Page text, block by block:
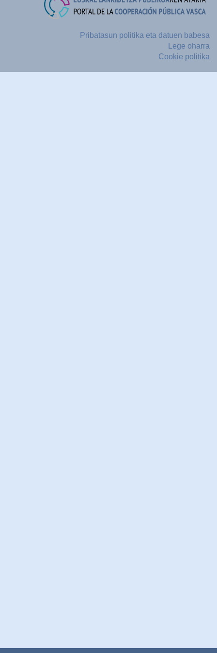
Pribatasun politika eta datuen babesa
Lege oharra
Cookie politika